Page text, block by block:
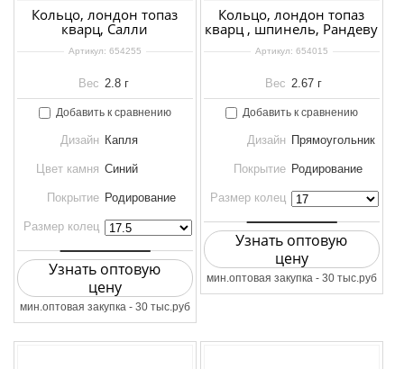
Кольцо, лондон топаз
кварц, Салли
Артикул: 654255
Вес 2.8 г
Добавить к сравнению
Дизайн Капля
Цвет камня Синий
Покрытие Родирование
Размер колец
Узнать оптовую
цену
мин.оптовая закупка - 30 тыс.руб
Кольцо, лондон топаз
кварц , шпинель, Рандеву
Артикул: 654015
Вес 2.67 г
Добавить к сравнению
Дизайн Прямоугольник
Покрытие Родирование
Размер колец
Узнать оптовую
цену
мин.оптовая закупка - 30 тыс.руб